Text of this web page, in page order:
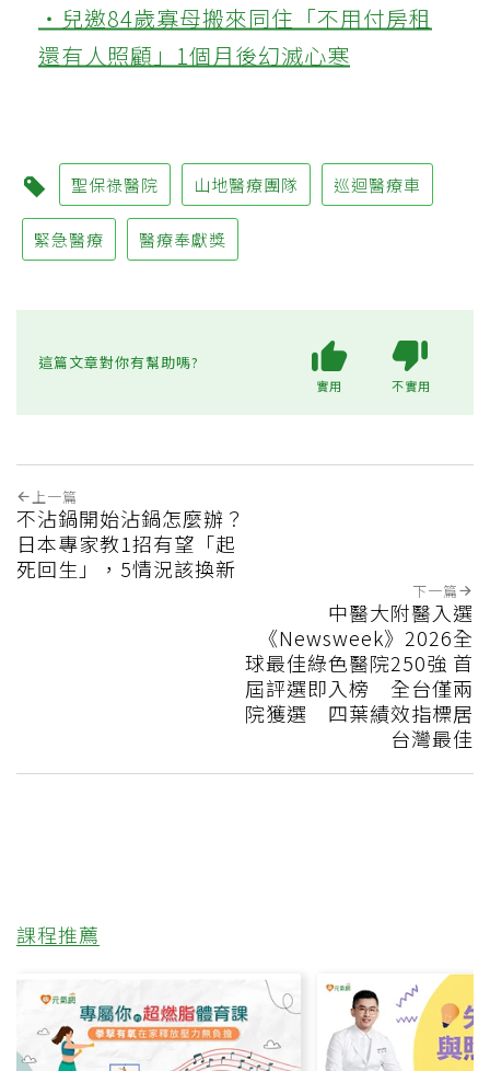
‧兒邀84歲寡母搬來同住「不用付房租
還有人照顧」1個月後幻滅心寒
聖保祿醫院 山地醫療團隊 巡迴醫療車
緊急醫療 醫療奉獻獎
這篇文章對你有幫助嗎?
實用 不實用
上一篇
不沾鍋開始沾鍋怎麼辦？
日本專家教1招有望「起
死回生」，5情況該換新
下一篇
中醫大附醫入選
《Newsweek》2026全
球最佳綠色醫院250強 首
屆評選即入榜 全台僅兩
院獲選 四葉績效指標居
台灣最佳
課程推薦